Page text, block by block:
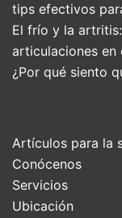
tips efectivos
El frío y la
articulaciones en
¿Por qué siento
Artículos para la
Conócenos
Servicios
Ubicación